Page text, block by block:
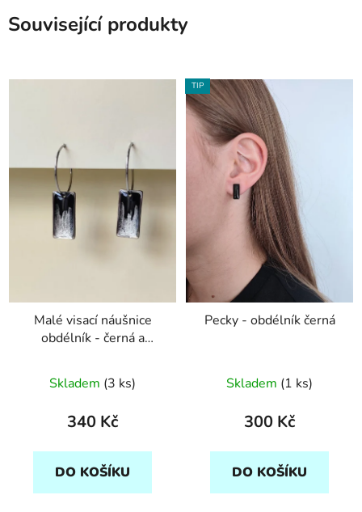
Související produkty
Malé visací náušnice
obdélník - černá a
Skladem (3 ks)
340 Kč
DO KOŠÍKU
TIP
Pecky - obdélník černá
Skladem (1 ks)
300 Kč
DO KOŠÍKU